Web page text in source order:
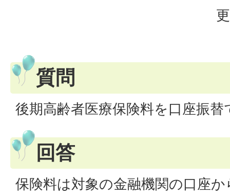
質問
後期高齢者医療保険料を口座振
回答
保険料は対象の金融機関の口座